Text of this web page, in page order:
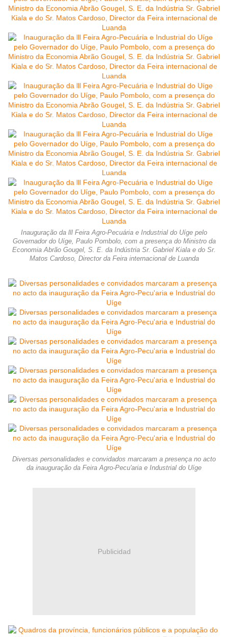
Inauguração da lll Feira Agro-Pecuária e Industrial do Uíge pelo
Governador do Uíge, Paulo Pombolo, com a presença do Ministro da
Economia Abrão Gougel, S. E. da Indústria Sr. Gabriel Kiala e do Sr.
Matos Cardoso, Director da Feira internacional de Luanda
Diversas personalidades e convidados marcaram a presença no acto
da inauguração da Feira Agro-Pecu'aria e Industrial do Uíge
Publicidad